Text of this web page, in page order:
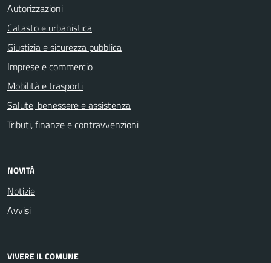
Autorizzazioni
Catasto e urbanistica
Giustizia e sicurezza pubblica
Imprese e commercio
Mobilità e trasporti
Salute, benessere e assistenza
Tributi, finanze e contravvenzioni
NOVITÀ
Notizie
Avvisi
VIVERE IL COMUNE